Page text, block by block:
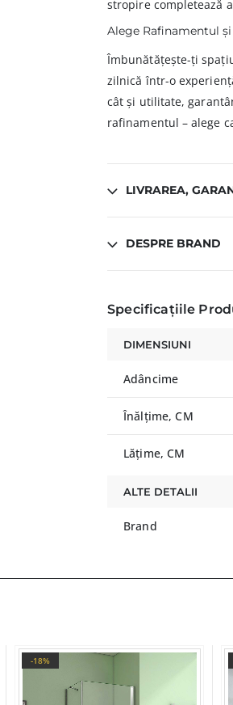
stropire completează
Alege Rafinamentul
Îmbunătățește-ți
zilnică într-o
cât și utilitate,
rafinamentul – alege
LIVRAREA,
DESPRE BRAND
Specificațiile
DIMENSIUNI
Adâncime
Înălțime, CM
Lățime, CM
ALTE DETALII
Brand
-18%